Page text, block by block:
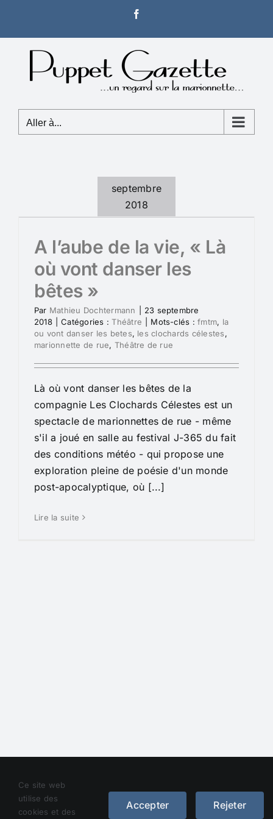
contenu
Aller à...
septembre
2018
A l’aube de la vie, « Là
où vont danser les
bêtes »
Par Mathieu Dochtermann
23 septembre
2018
Catégories :Théâtre Mots-clés :fmtm, la
ou vont danser les betes, les clochards célestes,
marionnette de rue, Théâtre de rue
Là où vont danser les bêtes de la
compagnie Les Clochards Célestes est un
spectacle de marionnettes de rue - même
s'il a joué en salle au festival J-365 du fait
des conditions météo - qui propose une
exploration pleine de poésie d'un monde
post-apocalyptique, où [...]
Lire la suite
Avada| Tous droits réservés | Alimenté par
Facebook
Ce site web
utilise des
cookies et des
Accepter Rejeter